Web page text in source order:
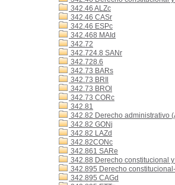
342.46 ALZc
342.46 CASr
342.46 ESPc
342.468 MAId
342.72
342.724.8 SANr
342.728.6
342.73 BARs
342.73 BRIl
342.73 BROl
342.73 CORc
342.81
342.82 Derecho administrativo
342.82 GONj
342.82 LAZd
342.82CONc
342.861 SARe
342.88 Derecho constitucional
342.895 Derecho
342.895 CAGd